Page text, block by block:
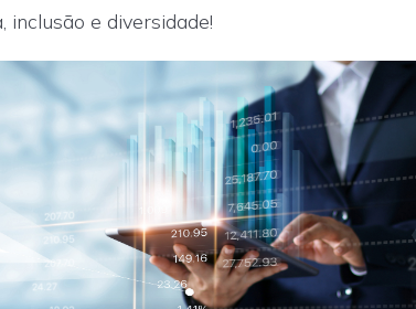
e diversidade!